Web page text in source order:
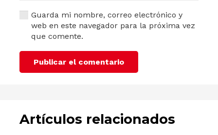
Guarda mi nombre, correo electrónico y
web en este navegador para la próxima vez
que comente.
Publicar el comentario
Artículos relacionados